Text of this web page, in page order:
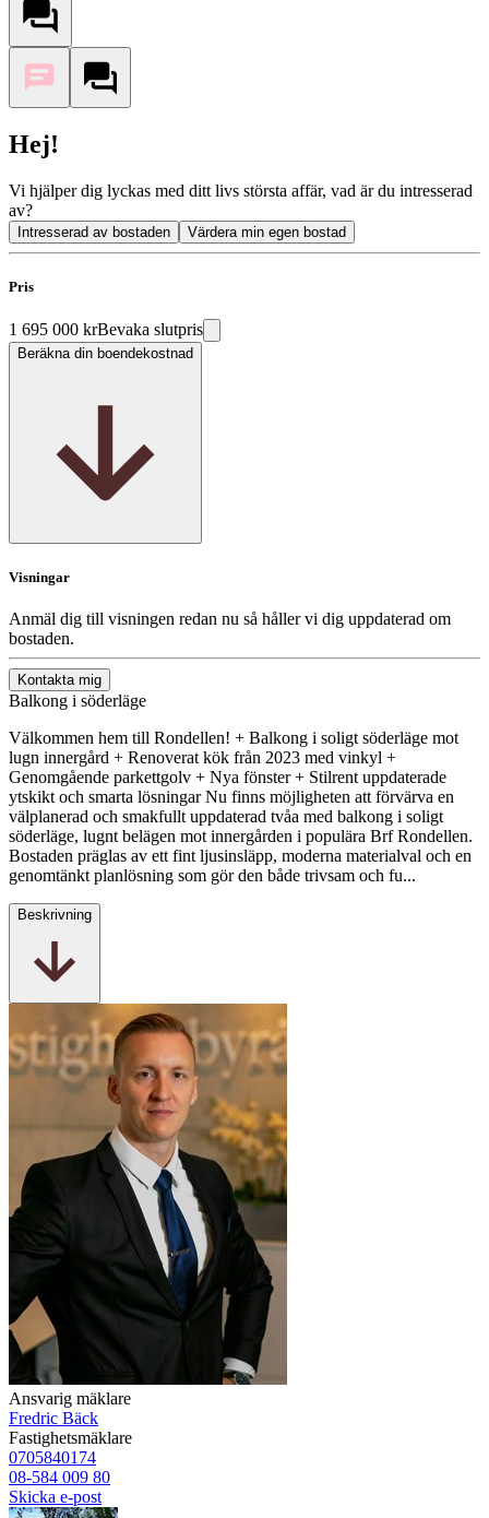
Hej!
Vi hjälper dig lyckas med ditt livs största affär, vad är du intresserad
av?
Intresserad av bostaden Värdera min egen bostad
Pris
1 695 000 krBevaka slutpris
Beräkna din boendekostnad
Visningar
Anmäl dig till visningen redan nu så håller vi dig uppdaterad om
bostaden.
Kontakta mig
Balkong i söderläge
Välkommen hem till Rondellen! + Balkong i soligt söderläge mot
lugn innergård + Renoverat kök från 2023 med vinkyl +
Genomgående parkettgolv + Nya fönster + Stilrent uppdaterade
ytskikt och smarta lösningar Nu finns möjligheten att förvärva en
välplanerad och smakfullt uppdaterad tvåa med balkong i soligt
söderläge, lugnt belägen mot innergården i populära Brf Rondellen.
Bostaden präglas av ett fint ljusinsläpp, moderna materialval och en
genomtänkt planlösning som gör den både trivsam och fu...
Beskrivning
Ansvarig mäklare
Fredric Bäck
Fastighetsmäklare
0705840174
08-584 009 80
Skicka e-post